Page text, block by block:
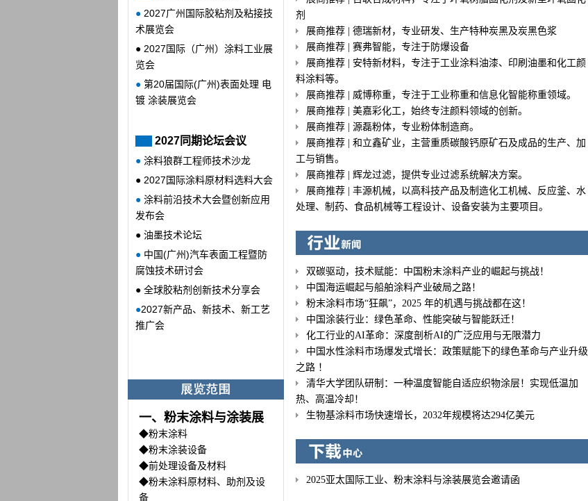
● 2027广州国际胶粘剂及粘接技
术展览会
● 2027国际（广州）涂料工业展
览会
● 第20届国际(广州)表面处理 电
镀 涂装展览会
2027同期论坛会议
● 涂料狼群工程师技术沙龙
● 2027国际涂料原材料选料大会
● 涂料前沿技术大会暨创新应用
发布会
● 油墨技术论坛
● 中国(广州)汽车表面工程暨防
腐蚀技术研讨会
● 全球胶粘剂创新技术分享会
●2027新产品、新技术、新工艺
推广会
一、粉末涂料与涂装展
◆粉末涂料
◆粉末涂装设备
◆前处理设备及材料
◆粉未涂料原材料、助剂及设
备
剂
展商推荐 | 德瑞新材，专业研发、生产特种炭黑及炭黑色浆
展商推荐 | 赛弗智能，专注于防爆设备
展商推荐 | 安特新材料，专注于工业涂料油漆、印刷油墨和化工颜
料涂料等。
展商推荐 | 威博称重，专注于工业称重和信息化智能称重领域。
展商推荐 | 美嘉彩化工，始终专注颜料领域的创新。
展商推荐 | 源磊粉体，专业粉体制造商。
展商推荐 | 和立鑫矿业，主营重质碳酸钙原矿石及成品的生产、加
工与销售。
展商推荐 | 辉龙过滤，提供专业过滤系统解决方案。
展商推荐 | 丰源机械，以高科技产品及制造化工机械、反应釜、水
处理、制药、食品机械等工程设计、设备安装为主要项目。
双碳驱动，技术赋能：中国粉末涂料产业的崛起与挑战！
中国海运崛起与船舶涂料产业破局之路！
粉末涂料市场“狂飙”，2025 年的机遇与挑战都在这！
中国涂装行业：绿色革命、性能突破与智能跃迁‌！
化工行业的AI革命：深度剖析AI的广泛应用与无限潜力
中国水性涂料市场爆发式增长：政策赋能下的绿色革命与产业升级
之路 ！
清华大学团队研制：一种温度智能自适应织物涂层！实现低温加
热、高温冷却！
生物基涂料市场快速增长，2032年规模将达294亿美元
2025亚太国际工业、粉末涂料与涂装展览会邀请函